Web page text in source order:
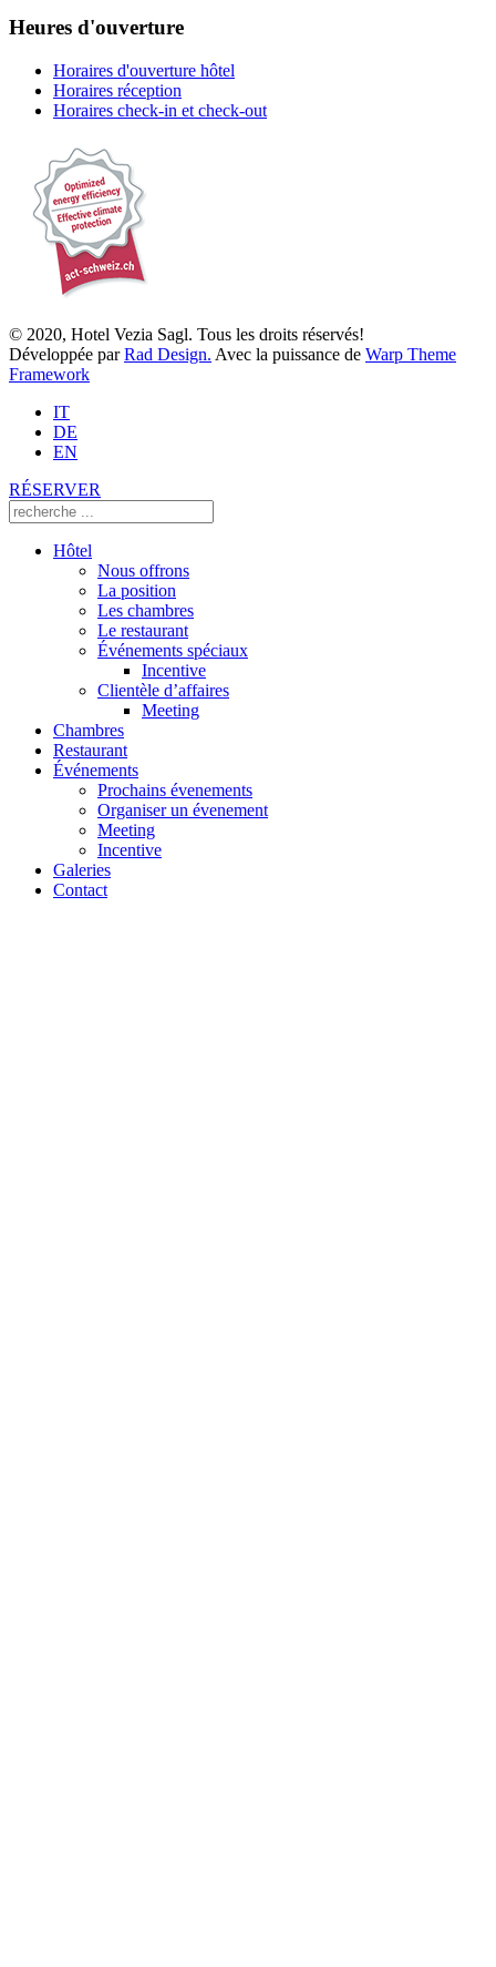
Heures d'ouverture
Horaires d'ouverture hôtel
Horaires réception
Horaires check-in et check-out
© 2020, Hotel Vezia Sagl. Tous les droits réservés!
Développée parRad Design. Avec la puissance de Warp Theme
Framework
IT
DE
EN
RÉSERVER
Hôtel
Nous offrons
La position
Les chambres
Le restaurant
Événements spéciaux
Incentive
Clientèle d’affaires
Meeting
Chambres
Restaurant
Événements
Prochains évenements
Organiser un évenement
Meeting
Incentive
Galeries
Contact